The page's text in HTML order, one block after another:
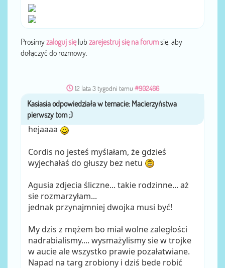
Prosimyzaloguj sięlub zarejestruj się na forumsię, aby
dołączyć do rozmowy.
12 lata 3 tygodni temu #902466
przez Kasiasia
hejaaaa
Cordis no jesteś myślałam, że gdzieś
wyjechałaś do głuszy bez netu
Agusia zdjecia śliczne... takie rodzinne... aż
sie rozmarzyłam...
jednak przynajmniej dwojka musi być!
My dzis z mężem bo miał wolne zaległości
nadrabialismy.... wysmażylismy sie w trojke
w aucie ale wszystko prawie pozałatwiane.
Napad na targ zrobiony i dziś bede robić